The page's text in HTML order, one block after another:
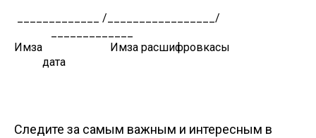
_____________ /_________________/
Имза Имза расшифровкасы
дата
Следите за самым важным и интересным в